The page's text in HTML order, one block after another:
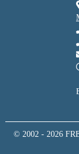
© 2002 - 2026